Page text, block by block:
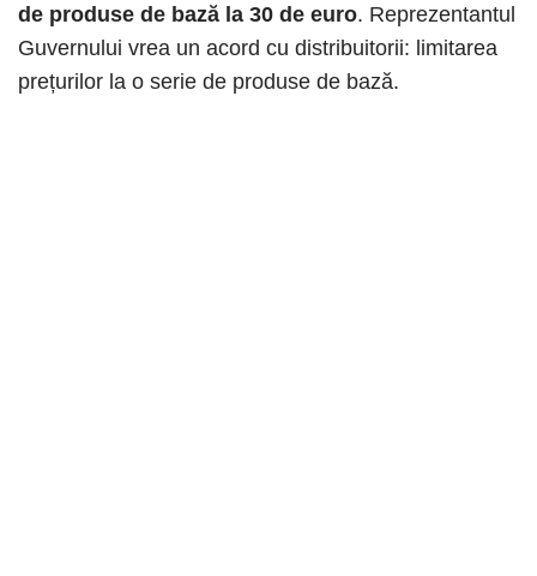
de produse de bază la 30 de euro. Reprezentantul
Guvernului vrea un acord cu distribuitorii: limitarea
prețurilor la o serie de produse de bază.